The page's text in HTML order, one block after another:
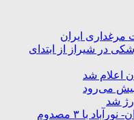
ایران
در شیراز از ابتدای
اعلام شد
می‌رود